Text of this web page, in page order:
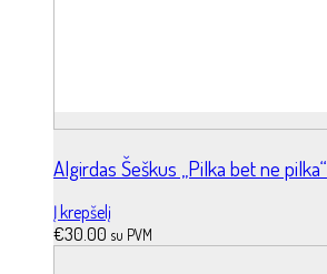
Algirdas Šeškus „Pilka bet ne pilka“
Į krepšelį
€30.00 su PVM